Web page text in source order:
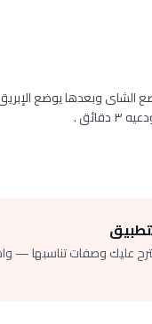
وبعدها يوضع
.
عليك وصفات تناسبها —